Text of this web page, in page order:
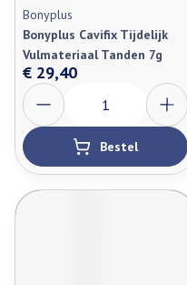
Bonyplus
Bonyplus Cavifix Tijdelijk
Vulmateriaal Tanden 7g
€ 29,40
Aantal
Bestel